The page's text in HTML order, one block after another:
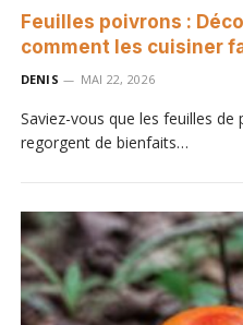
Feuilles poivrons :
comment les cuisiner
DENIS MAI 22, 2026
Saviez-vous que les feuilles
regorgent de bienfaits…